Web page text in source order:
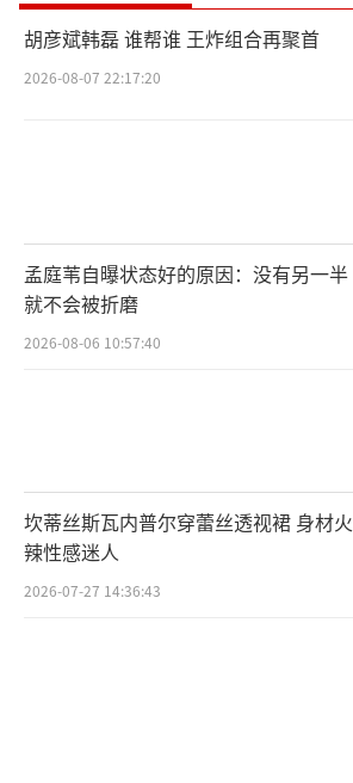
胡彦斌韩磊 谁帮谁 王炸组合再聚首
2026-08-07 22:17:20
孟庭苇自曝状态好的原因：没有另一半
就不会被折磨
2026-08-06 10:57:40
坎蒂丝斯瓦内普尔穿蕾丝透视裙 身材火
辣性感迷人
2026-07-27 14:36:43